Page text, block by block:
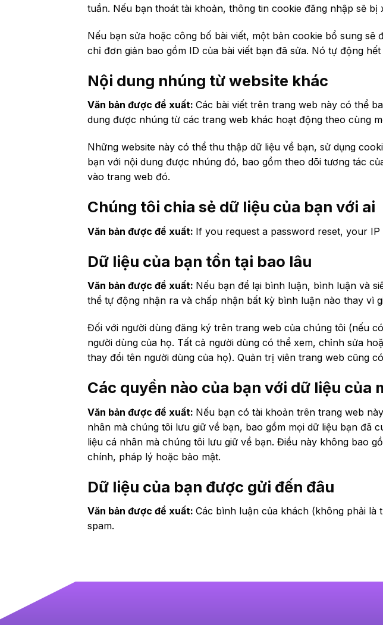
tuần. Nếu bạn thoát tài khoản, thông tin cookie đăng nhập sẽ bị
Nếu bạn sửa hoặc công bố bài viết, một bản cookie bổ sung
chỉ đơn giản bao gồm ID của bài viết bạn đã sửa. Nó tự động hết
Nội dung nhúng từ website khác
Văn bản được đề xuất: Các bài viết trên trang web này có thể
dung được nhúng từ các trang web khác hoạt động theo cùng
Những website này có thể thu thập dữ liệu về bạn, sử dụng
bạn với nội dung được nhúng đó, bao gồm theo dõi tương tác
vào trang web đó.
Chúng tôi chia sẻ dữ liệu của bạn với ai
Văn bản được đề xuất: If you request a password reset, your
Dữ liệu của bạn tồn tại bao lâu
Văn bản được đề xuất: Nếu bạn để lại bình luận, bình luận và
thể tự động nhận ra và chấp nhận bất kỳ bình luận nào thay vì
Đối với người dùng đăng ký trên trang web của chúng tôi (nếu
người dùng của họ. Tất cả người dùng có thể xem, chỉnh sửa
thay đổi tên người dùng của họ). Quản trị viên trang web cũng
Các quyền nào của bạn với dữ liệu của
Văn bản được đề xuất: Nếu bạn có tài khoản trên trang web
nhân mà chúng tôi lưu giữ về bạn, bao gồm mọi dữ liệu bạn đã
liệu cá nhân mà chúng tôi lưu giữ về bạn. Điều này không bao
chính, pháp lý hoặc bảo mật.
Dữ liệu của bạn được gửi đến đâu
Văn bản được đề xuất: Các bình luận của khách (không phải
spam.